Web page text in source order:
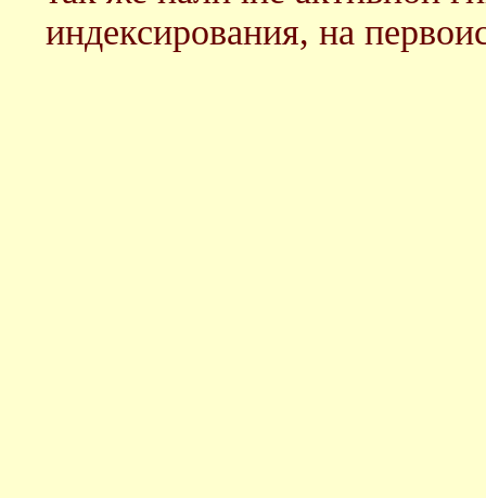
индексирования, на